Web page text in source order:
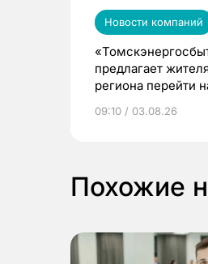
Новости компаний
предлагает
региона перейти
выиграть призы
09:10 / 03.08.26
Похожие